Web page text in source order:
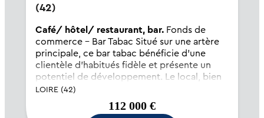
(42)
Café/ hôtel/ restaurant, bar.Fonds de
commerce - Bar Tabac Situé sur une artère
principale, ce bar tabac bénéficie d'une
clientèle d'habitués fidèle et présente un
potentiel de développement. Le local, bien
placé, offre une belle visibilité et de
nombreuses possibilités d'évo...
LOIRE (42)
112 000 €